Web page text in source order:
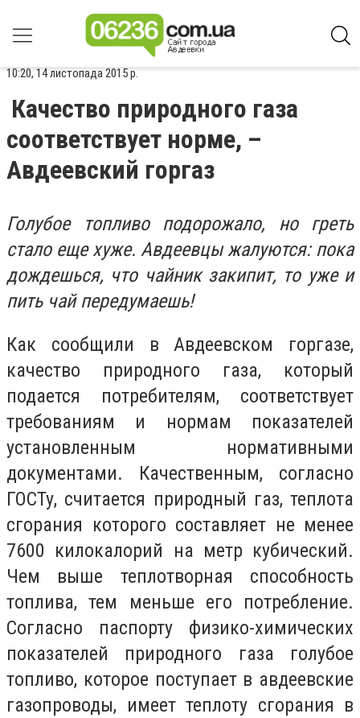
10:20, 14 листопада 2015 р.
Качество природного газа
соответствует норме, –
Авдеевский горгаз
Голубое топливо подорожало, но греть
стало еще хуже. Авдеевцы жалуются: пока
дождешься, что чайник закипит, то уже и
пить чай передумаешь!
Как сообщили в Авдеевском горгазе,
качество природного газа, который
подается потребителям, соответствует
требованиям и нормам показателей
установленным нормативными
документами. Качественным, согласно
ГОСТу, считается природный газ, теплота
сгорания которого составляет не менее
7600 килокалорий на метр кубический.
Чем выше теплотворная способность
топлива, тем меньше его потребление.
Согласно паспорту физико-химических
показателей природного газа голубое
топливо, которое поступает в авдеевские
газопроводы, имеет теплоту сгорания в